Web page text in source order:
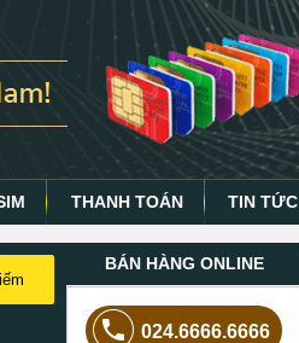
THANH TOÁN TIN TỨC
BÁN HÀNG ONLINE
024.6666.6666